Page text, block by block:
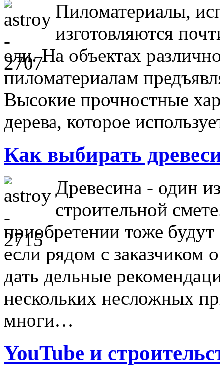
Пиломатериалы,
изготовляются
ели. На объектах
пиломатериалам
Высокие прочностные
дерева, которое
Как выбирать
Древесина - один
строительной
приобретении тоже
если рядом с заказчиком
дать дельные
нескольких несложных
многи…
YouTube и